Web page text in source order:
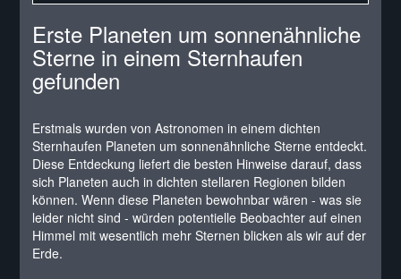
Erste Planeten um sonnenähnliche
Sterne in einem Sternhaufen
gefunden
Erstmals wurden von Astronomen in einem dichten
Sternhaufen Planeten um sonnenähnliche Sterne entdeckt.
Diese Entdeckung liefert die besten Hinweise darauf, dass
sich Planeten auch in dichten stellaren Regionen bilden
können. Wenn diese Planeten bewohnbar wären - was sie
leider nicht sind - würden potentielle Beobachter auf einen
Himmel mit wesentlich mehr Sternen blicken als wir auf der
Erde.